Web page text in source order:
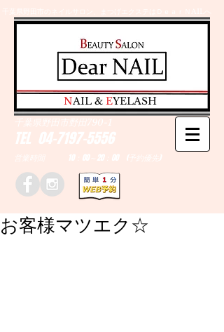
千葉県野田市のネイルサロン、まつげエクステはＤｅａｒＮAILへ
TEL 04-7197-5556
営業時間 10：00～20：00 (予約優先)
千葉県野田市野田790-1
​NAIL & EYELASH
お客様マツエク☆